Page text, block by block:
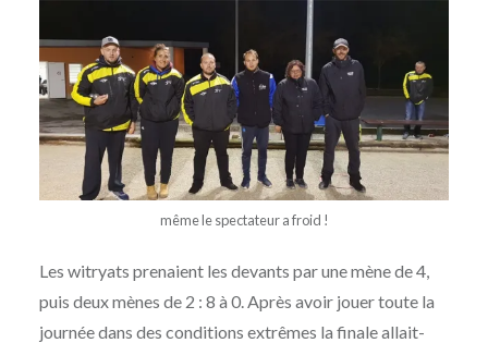
même le spectateur a froid !
Les witryats prenaient les devants par une mène de 4,
puis deux mènes de 2 : 8 à 0. Après avoir jouer toute la
journée dans des conditions extrêmes la finale allait-